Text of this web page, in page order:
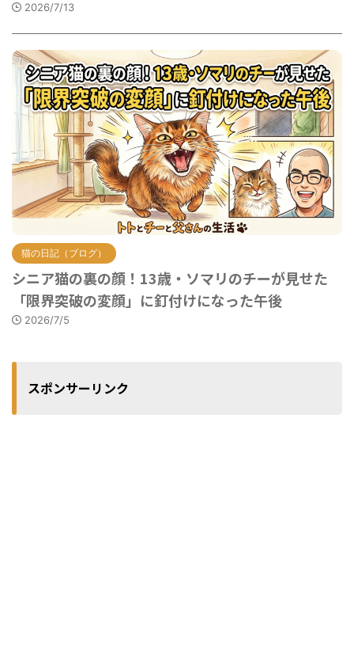
2026/7/13
猫の日記（ブログ）
シニア猫の裏の顔！13歳・ソマリのチーが見せた
「限界突破の変顔」に釘付けになった午後
2026/7/5
スポンサーリンク